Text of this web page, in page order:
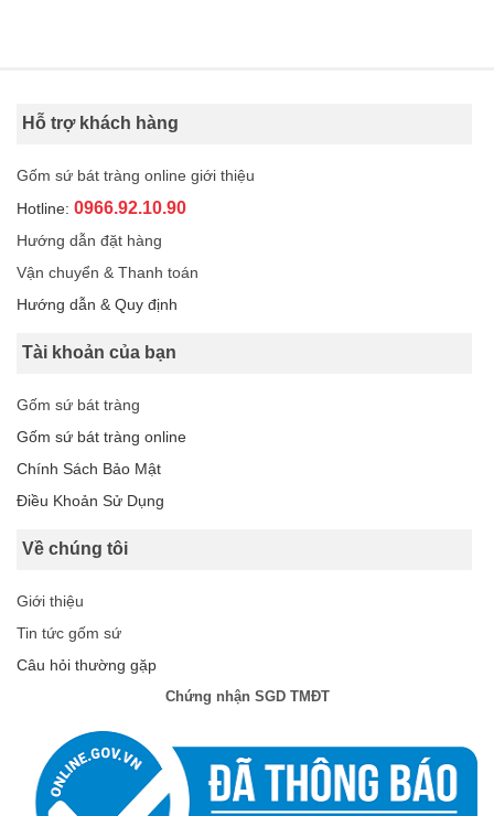
Hỗ trợ khách hàng
Gốm sứ bát tràng online giới thiệu
Hotline: 0966.92.10.90
Hướng dẫn đặt hàng
Vận chuyển & Thanh toán
Hướng dẫn & Quy định
Tài khoản của bạn
Gốm sứ bát tràng
Gốm sứ bát tràng online
Chính Sách Bảo Mật
Điều Khoản Sử Dụng
Về chúng tôi
Giới thiệu
Tin tức gốm sứ
Câu hỏi thường gặp
Chứng nhận SGD TMĐT